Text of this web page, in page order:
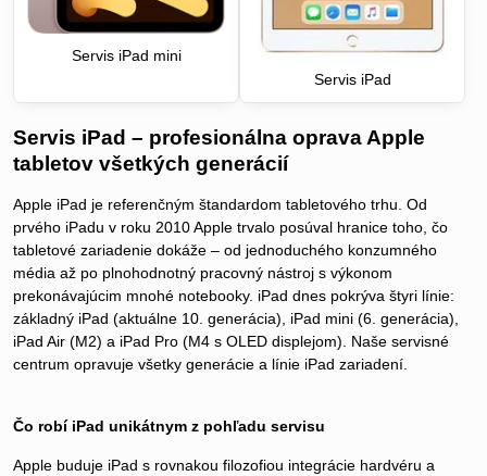
Servis iPad mini
Servis iPad
Servis iPad – profesionálna oprava Apple
tabletov všetkých generácií
Apple iPad je referenčným štandardom tabletového trhu. Od
prvého iPadu v roku 2010 Apple trvalo posúval hranice toho, čo
tabletové zariadenie dokáže – od jednoduchého konzumného
média až po plnohodnotný pracovný nástroj s výkonom
prekonávajúcim mnohé notebooky. iPad dnes pokrýva štyri línie:
základný iPad (aktuálne 10. generácia), iPad mini (6. generácia),
iPad Air (M2) a iPad Pro (M4 s OLED displejom). Naše servisné
centrum opravuje všetky generácie a línie iPad zariadení.
Čo robí iPad unikátnym z pohľadu servisu
Apple buduje iPad s rovnakou filozofiou integrácie hardvéru a